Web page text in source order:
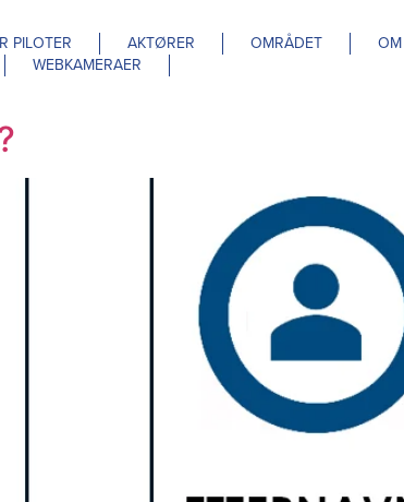
PILOTER AKTØRER OMRÅDET
WEBKAMERAER